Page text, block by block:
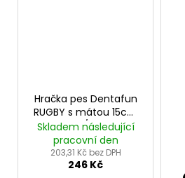
Hračka pes Dentafun
RUGBY s mátou 15cm
zelená/bílá TR
Skladem následující
pracovní den
203,31 Kč bez DPH
246 Kč